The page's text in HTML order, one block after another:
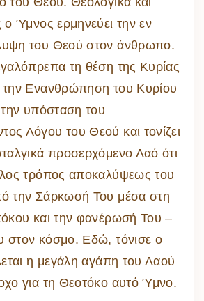
ο Ύμνος ερμηνεύει την εν
του Θεού στον άνθρωπο.
τη θέση της Κυρίας
Ενανθρώπηση του Κυρίου
υπόσταση του
Λόγου του Θεού και τονίζει
προσερχόμενο Λαό ότι
τρόπος αποκαλύψεως του
την Σάρκωσή Του μέσα στη
και την φανέρωσή Του –
στον κόσμο. Εδώ, τόνισε ο
η μεγάλη αγάπη του Λαού
για τη Θεοτόκο αυτό Ύμνο.